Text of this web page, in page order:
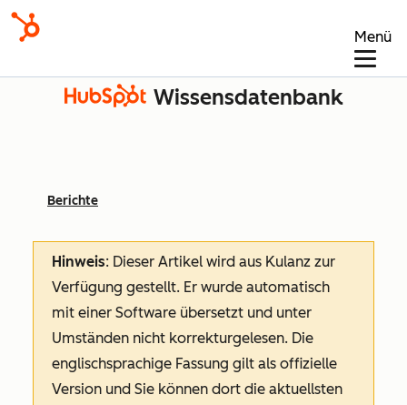
Menü
Wissensdatenbank
Berichte
Hinweis: Dieser Artikel wird aus Kulanz zur
Verfügung gestellt. Er wurde automatisch
mit einer Software übersetzt und unter
Umständen nicht korrekturgelesen. Die
englischsprachige Fassung gilt als offizielle
Version und Sie können dort die aktuellsten